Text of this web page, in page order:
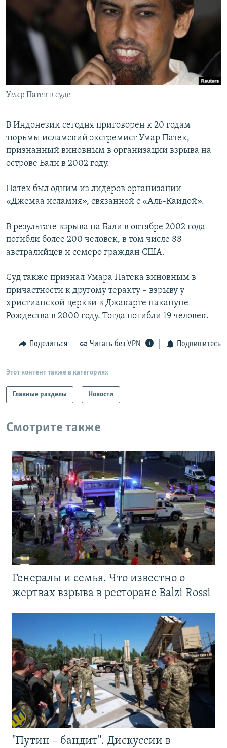
РАСПИСАНИЕ ВЕЩАНИЯ
ПОДПИШИТЕСЬ НА РАССЫЛКУ
СОЦИАЛЬНЫЕ СЕТИ
Все сайты РСЕ/РС
Умар Патек в суде
В Индонезии сегодня приговорен к 20 годам
тюрьмы исламский экстремист Умар Патек,
признанный виновным в организации взрыва на
острове Бали в 2002 году.
Патек был одним из лидеров организации
«Джемаа исламия», связанной с «Аль-Каидой».
В результате взрыва на Бали в октябре 2002 года
погибли более 200 человек, в том числе 88
австралийцев и семеро граждан США.
Суд также признал Умара Патека виновным в
причастности к другому теракту – взрыву у
христианской церкви в Джакарте накануне
Рождества в 2000 году. Тогда погибли 19 человек.
Поделиться Читать без VPN Подпишитесь
Этот контент также в категориях
Главные разделы Новости
Смотрите также
Генералы и семья. Что известно о
жертвах взрыва в ресторане Balzi Rossi
"Путин – бандит". Дискуссии в